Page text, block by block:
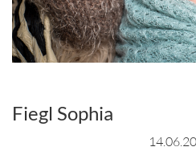
Fiegl Sophia